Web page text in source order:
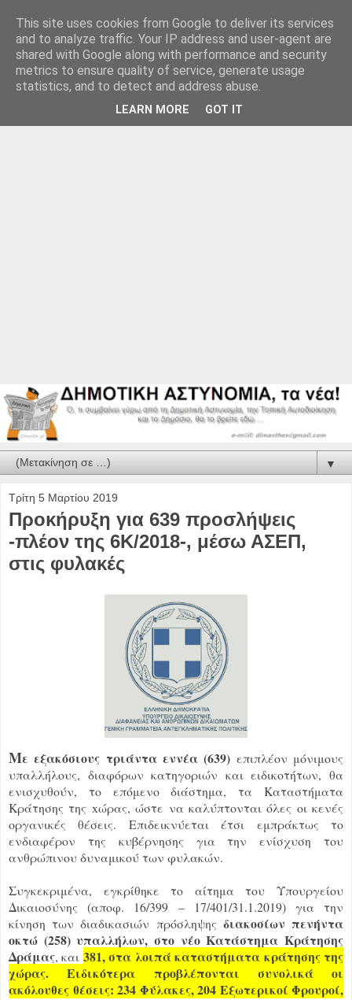
▼
Τρίτη 5 Μαρτίου 2019
Προκήρυξη για 639 προσλήψεις
-πλέον της 6Κ/2018-, μέσω ΑΣΕΠ,
στις φυλακές
Με εξακόσιους τριάντα εννέα (639) επιπλέον μόνιμους
υπαλλήλους, διαφόρων κατηγοριών και ειδικοτήτων, θα
ενισχυθούν, το επόμενο διάστημα, τα Καταστήματα
Κράτησης της xώρας, ώστε να καλύπτονται όλες οι κενές
οργανικές θέσεις. Επιδεικνύεται έτσι εμπράκτως το
ενδιαφέρον της κυβέρνησης για την ενίσχυση του
ανθρώπινου δυναμικού των φυλακών.
Συγκεκριμένα, εγκρίθηκε το αίτημα του Υπουργείου
Δικαιοσύνης (αποφ. 16/399 – 17/401/31.1.2019) για την
κίνηση των διαδικασιών πρόσληψης διακοσίων πενήντα
οκτώ (258) υπαλλήλων, στο νέο Κατάστημα Κράτησης
Δράμας, και 381, στα λοιπά καταστήματα κράτησης της
χώρας. Ειδικότερα προβλέπονται συνολικά οι
ακόλουθες θέσεις: 234 Φύλακες, 204 Εξωτερικοί Φρουροί,
This site uses cookies from Google to deliver its services
and to analyze traffic. Your IP address and user-agent are
shared with Google along with performance and security
metrics to ensure quality of service, generate usage
statistics, and to detect and address abuse.
LEARN MORE GOT IT